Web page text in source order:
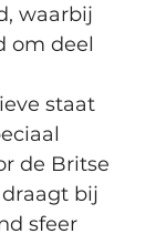
waarbij
om deel
staat
de Britse
bij
sfeer